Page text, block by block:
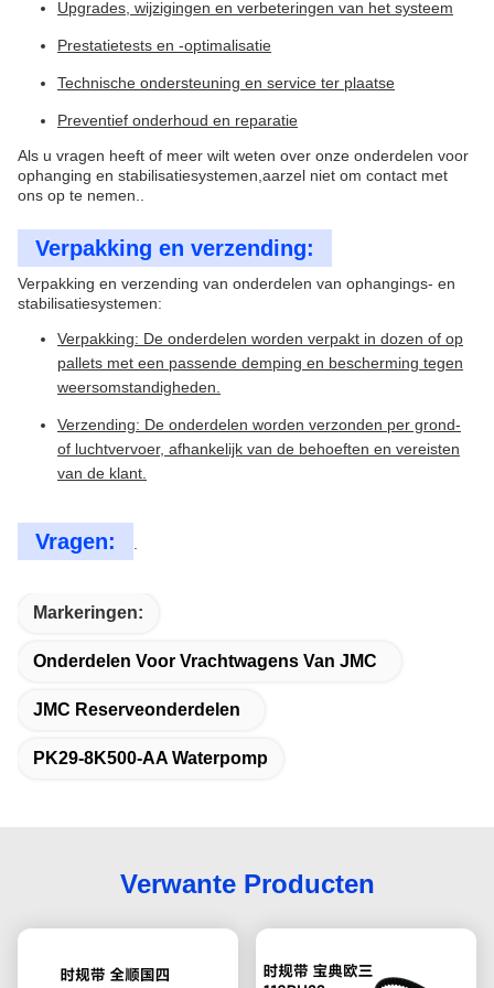
Upgrades, wijzigingen en verbeteringen van het systeem
Prestatietests en -optimalisatie
Technische ondersteuning en service ter plaatse
Preventief onderhoud en reparatie
Als u vragen heeft of meer wilt weten over onze onderdelen voor
ophanging en stabilisatiesystemen,aarzel niet om contact met
ons op te nemen..
Verpakking en verzending:
Verpakking en verzending van onderdelen van ophangings- en
stabilisatiesystemen:
Verpakking: De onderdelen worden verpakt in dozen of op
pallets met een passende demping en bescherming tegen
weersomstandigheden.
Verzending: De onderdelen worden verzonden per grond-
of luchtvervoer, afhankelijk van de behoeften en vereisten
van de klant.
Vragen:
Markeringen:
Onderdelen Voor Vrachtwagens Van JMC
JMC Reserveonderdelen
PK29-8K500-AA Waterpomp
Verwante Producten